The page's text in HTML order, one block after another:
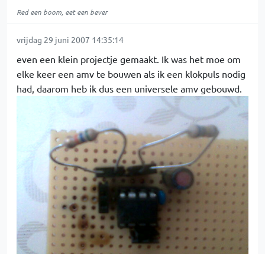
Red een boom, eet een bever
vrijdag 29 juni 2007 14:35:14
even een klein projectje gemaakt. Ik was het moe om
elke keer een amv te bouwen als ik een klokpuls nodig
had, daarom heb ik dus een universele amv gebouwd.